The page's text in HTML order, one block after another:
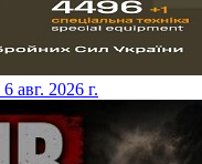
6 авг. 2026 г.